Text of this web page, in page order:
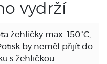
vydrží
žehličky max. 150°C,
by neměl přijít do
s žehličkou.